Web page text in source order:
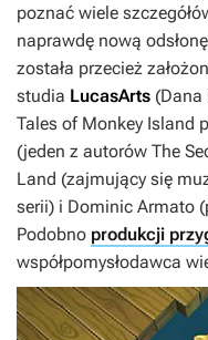
poznać wiele
naprawdę nową odsłonę
została przecież
studia LucasArts (Dana
Tales of Monkey Island
(jeden z autorów The
Land (zajmujący się
serii) i Dominic Armato
Podobno produkcji
współpomysłodawca